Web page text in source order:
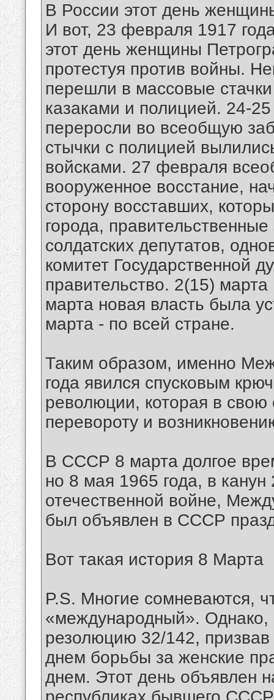
В России этот день
И вот, 23 февраля 1917
этот день женщины
протестуя против войны.
перешли в массовые
казаками и полицией. 24-
переросли во всеобщую
стычки с полицией
войсками. 27 февраля
вооруженное восстание,
сторону восставших,
города,
солдатских депутатов,
комитет Государственной
правительство. 2(15)
марта новая власть была
марта - по всей стране.
Таким образом, именно
года явился спусковым
революции, которая в свою
перевороту и
В СССР 8 марта долгое
но 8 мая 1965 года, в
отечественной войне,
был объявлен в СССР
Вот такая история 8 Марта
P.S. Многие сомневаются,
«международный».
резолюцию 32/142, призвав
днем борьбы за женские
днем. Этот день объявлен